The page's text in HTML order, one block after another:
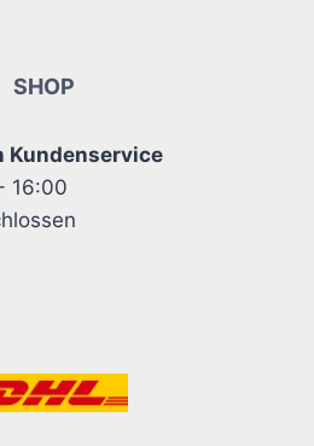
SHOP
Kundenservice
16:00